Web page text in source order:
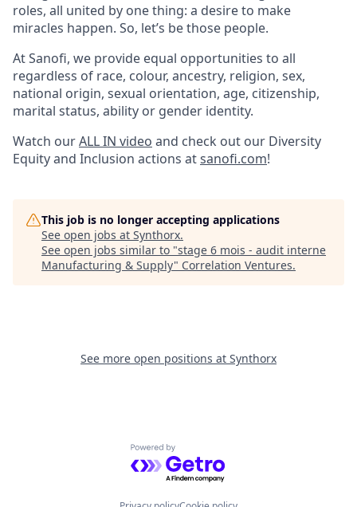
roles, all united by one thing: a desire to make
miracles happen. So, let’s be those people.
At Sanofi, we provide equal opportunities to all
regardless of race, colour, ancestry, religion, sex,
national origin, sexual orientation, age, citizenship,
marital status, ability or gender identity.
Watch ourALL IN video and check out our Diversity
Equity and Inclusion actions atsanofi.com!
This job is no longer accepting applications
See open jobs at Synthorx.
See open jobs similar to "stage 6 mois - audit interne
Manufacturing & Supply" Correlation Ventures.
See more open positions at Synthorx
Powered by Getro.com